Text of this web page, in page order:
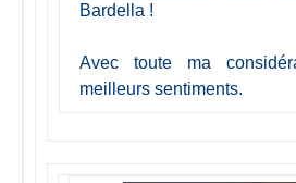
Bardella !
Avec toute ma
meilleurs sentiments.